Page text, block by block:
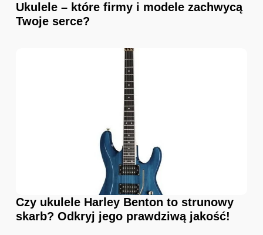
Ukulele – które firmy i modele zachwycą
Twoje serce?
Czy ukulele Harley Benton to strunowy
skarb? Odkryj jego prawdziwą jakość!